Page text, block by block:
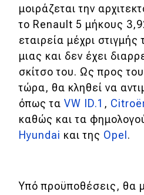
Χρηστικά
Συμβουλές
ΚΤΕΟ
Οδική βοήθεια
DRIVE USED
μοιράζεται την
το Renault 5 μήκους
εταιρεία μέχρι στιγμής
μιας και δεν έχει
σκίτσο του. Ως προς
τώρα, θα κληθεί να
όπως τα VW ID.1 ,
καθώς και τα
Hyundai και της Opel .
Υπό προϋποθέσεις, θα